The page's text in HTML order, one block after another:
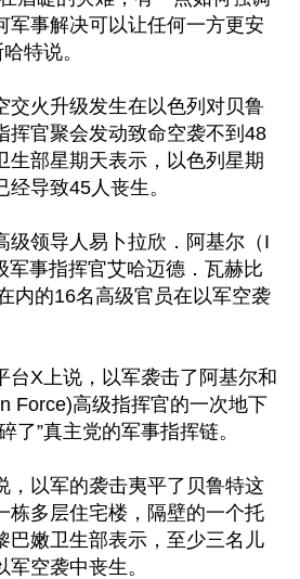
军事解决可以让任何一方更安
特说。
交火升级发生在以色列对贝鲁
挥官聚会发动致命空袭不到48
生部星期天表示，以色列星期
导致45人丧生。
级领导人易卜拉欣．阿基尔（I
军事指挥官艾哈迈德．瓦赫比
内的16名高级官员在以军空袭
台X上说，以军袭击了阿基尔和
Force)高级指挥官的一次地下
了”真主党的军事指挥链。
，以军的袭击夷平了贝鲁特这
栋多层住宅楼，隔壁的一个托
巴嫩卫生部表示，至少三名儿
空袭中丧生。